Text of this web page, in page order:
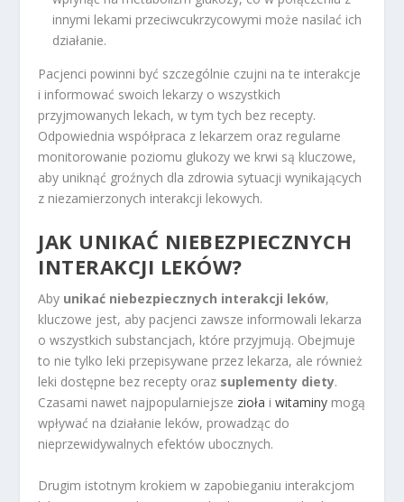
innymi lekami przeciwcukrzycowymi może nasilać ich
działanie.
Pacjenci powinni być szczególnie czujni na te interakcje
i informować swoich lekarzy o wszystkich
przyjmowanych lekach, w tym tych bez recepty.
Odpowiednia współpraca z lekarzem oraz regularne
monitorowanie poziomu glukozy we krwi są kluczowe,
aby uniknąć groźnych dla zdrowia sytuacji wynikających
z niezamierzonych interakcji lekowych.
JAK UNIKAĆ NIEBEZPIECZNYCH
INTERAKCJI LEKÓW?
Aby unikać niebezpiecznych interakcji leków,
kluczowe jest, aby pacjenci zawsze informowali lekarza
o wszystkich substancjach, które przyjmują. Obejmuje
to nie tylko leki przepisywane przez lekarza, ale również
leki dostępne bez recepty oraz suplementy diety.
Czasami nawet najpopularniejsze zioła iwitaminy mogą
wpływać na działanie leków, prowadząc do
nieprzewidywalnych efektów ubocznych.
Drugim istotnym krokiem w zapobieganiu interakcjom